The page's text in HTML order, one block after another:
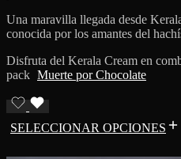
Una maravilla llegada desde
conocida por los amantes del
Disfruta del Kerala Cream en
pack Muerte por Chocolate
SELECCIONAR OPCIONES